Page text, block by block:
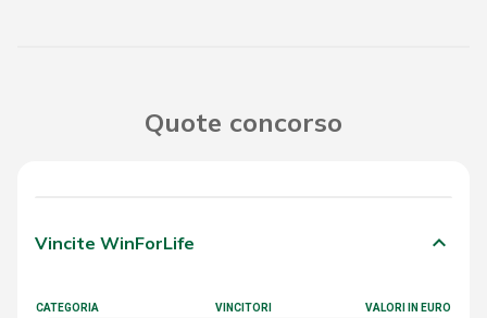
Quote concorso
Vincite WinForLife keyboard_arrow_down
CATEGORIA VINCITORI VALORI IN EURO